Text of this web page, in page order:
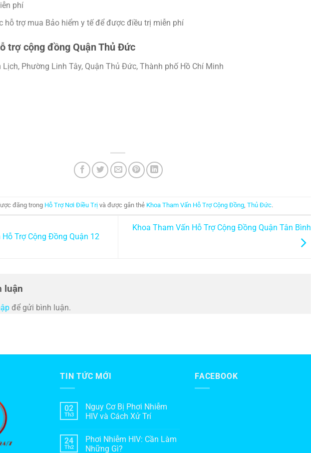
phí
hỗ trợ mua Bảo hiểm y tế để được điều trị miễn phí
trợ cộng đồng Quận Thủ Đức
Lịch, Phường Linh Tây, Quận Thủ Đức, Thành phố Hồ Chí Minh
đăng trong Hỗ Trợ Nơi Điều Trị và được gắn thẻ Khoa Tham Vấn Hỗ Trợ Cộng Đồng,Thủ Đức.
Trợ Cộng Đồng Quận 12
Khoa Tham Vấn Hỗ Trợ Cộng Đồng Quận Tân Bình
luận
để gửi bình luận.
TIN TỨC MỚI
02
Th3
Nguy Cơ Bị Phơi Nhiễm
HIV và Cách Xử Trí
24
Th2
Phơi Nhiễm HIV: Cần Làm
Những Gì?
FACEBOOK